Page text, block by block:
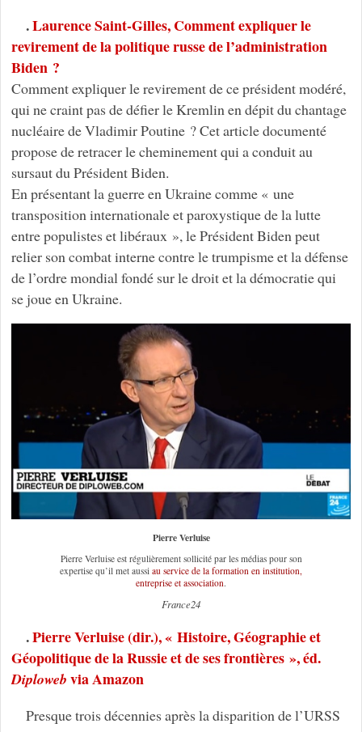
.Laurence Saint-Gilles, Comment expliquer le
revirement de la politique russe de l’administration
Biden ?
Comment expliquer le revirement de ce président modéré,
qui ne craint pas de défier le Kremlin en dépit du chantage
nucléaire de Vladimir Poutine ? Cet article documenté
propose de retracer le cheminement qui a conduit au
sursaut du Président Biden.
En présentant la guerre en Ukraine comme « une
transposition internationale et paroxystique de la lutte
entre populistes et libéraux », le Président Biden peut
relier son combat interne contre le trumpisme et la défense
de l’ordre mondial fondé sur le droit et la démocratie qui
se joue en Ukraine.
Pierre Verluise
Pierre Verluise est régulièrement sollicité par les médias pour son
expertise qu’il met aussi au service de la formation en institution,
entreprise et association.
France24
.Pierre Verluise (dir.), « Histoire, Géographie et
Géopolitique de la Russie et de ses frontières », éd.
Diploweb via Amazon
Presque trois décennies après la disparition de l’URSS